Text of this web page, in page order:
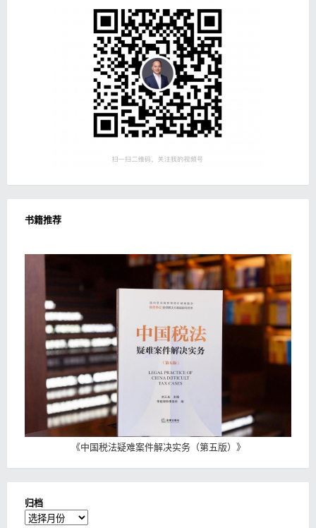
书籍推荐
《中国税法疑难案件解决实务（第五版） 》
归档
归